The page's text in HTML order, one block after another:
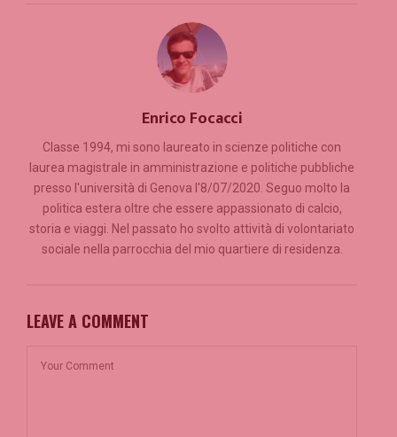
Enrico Focacci
Classe 1994, mi sono laureato in scienze politiche con
laurea magistrale in amministrazione e politiche pubbliche
presso l'università di Genova l'8/07/2020. Seguo molto la
politica estera oltre che essere appassionato di calcio,
storia e viaggi. Nel passato ho svolto attività di volontariato
sociale nella parrocchia del mio quartiere di residenza.
LEAVE A COMMENT